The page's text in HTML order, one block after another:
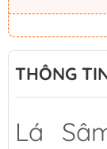
THÔNG
Lá